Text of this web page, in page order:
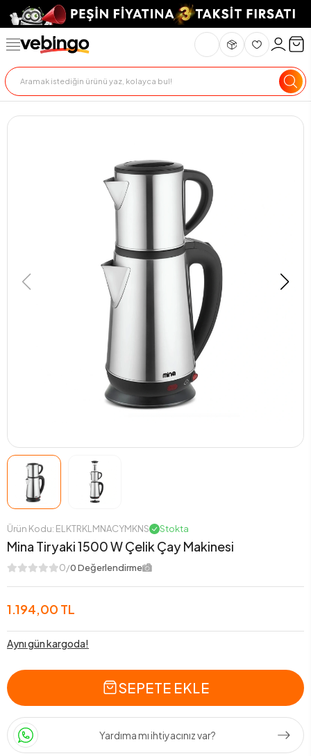
Ürün Kodu: ELKTRKLMNACYMKNS Stokta
Mina Tiryaki 1500 W Çelik Çay Makinesi
0/0 Değerlendirme
1.194,00 TL
Aynı gün kargoda!
SEPETE EKLE
Yardıma mı ihtiyacınız var?
Genel Bakış Ürün Açıklaması Teknik Özellikler Teslimat Ve İade